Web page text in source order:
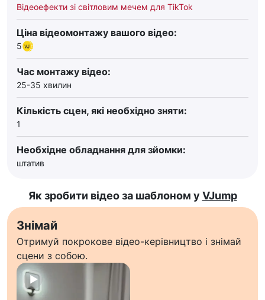
Відеоефекти зі світловим мечем для TikTok
Ціна відеомонтажу вашого відео:
5
Час монтажу відео:
25-35 хвилин
Кількість сцен, які необхідно зняти:
1
Необхідне обладнання для зйомки:
штатив
Як зробити відео за шаблоном у VJump
Знімай
Отримуй покрокове відео-керівництво і знімай
сцени з собою.